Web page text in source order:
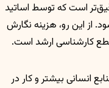
است که توسط اساتید
از این رو، هزینه نگارش
کارشناسی ارشد است.
انسانی بیشتر و کار در